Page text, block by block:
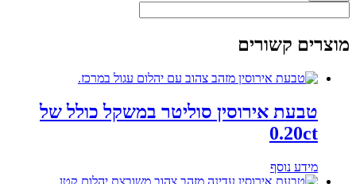
מוצרים קשורים
טבעת אירוסין סוליטר במשקל כולל של
0.20ct
מידע נוסף